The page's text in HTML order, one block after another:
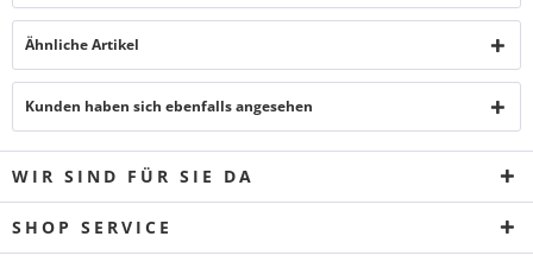
Ähnliche Artikel
Kunden haben sich ebenfalls angesehen
WIR SIND FÜR SIE DA
SHOP SERVICE